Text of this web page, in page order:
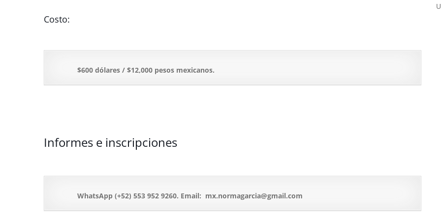
Costo:
$600 dólares / $12,000 pesos mexicanos.
Informes e inscripciones
WhatsApp (+52) 553 952 9260. Email: mx.normagarcia@gmail.com